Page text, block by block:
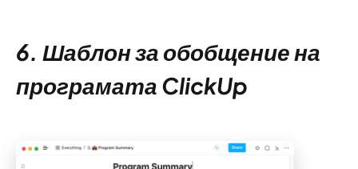
6. Шаблон за обобщение на
програмата ClickUp